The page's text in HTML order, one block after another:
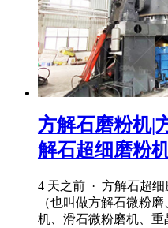
方解石磨粉机|
解石超细磨粉
4 天之前 · 方解石超
（也叫做方解石微粉
机、滑石微粉磨机、重